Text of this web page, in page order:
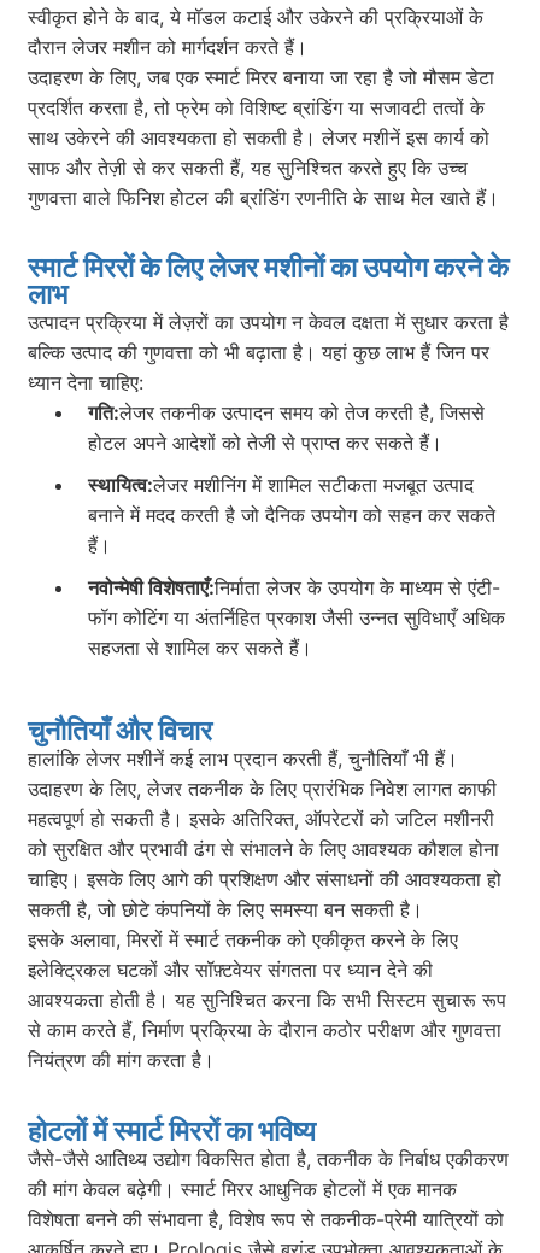
स्वीकृत होने के बाद, ये मॉडल कटाई और उकेरने की प्रक्रियाओं के
दौरान लेजर मशीन को मार्गदर्शन करते हैं।
उदाहरण के लिए, जब एक स्मार्ट मिरर बनाया जा रहा है जो मौसम डेटा
प्रदर्शित करता है, तो फ्रेम को विशिष्ट ब्रांडिंग या सजावटी तत्वों के
साथ उकेरने की आवश्यकता हो सकती है। लेजर मशीनें इस कार्य को
साफ और तेज़ी से कर सकती हैं, यह सुनिश्चित करते हुए कि उच्च
गुणवत्ता वाले फिनिश होटल की ब्रांडिंग रणनीति के साथ मेल खाते हैं।
स्मार्ट मिररों के लिए लेजर मशीनों का उपयोग करने के
लाभ
उत्पादन प्रक्रिया में लेज़रों का उपयोग न केवल दक्षता में सुधार करता है
बल्कि उत्पाद की गुणवत्ता को भी बढ़ाता है। यहां कुछ लाभ हैं जिन पर
ध्यान देना चाहिए:
गति:लेजर तकनीक उत्पादन समय को तेज करती है, जिससे
होटल अपने आदेशों को तेजी से प्राप्त कर सकते हैं।
स्थायित्व:लेजर मशीनिंग में शामिल सटीकता मजबूत उत्पाद
बनाने में मदद करती है जो दैनिक उपयोग को सहन कर सकते
हैं।
नवोन्मेषी विशेषताएँ:निर्माता लेजर के उपयोग के माध्यम से एंटी-
फॉग कोटिंग या अंतर्निहित प्रकाश जैसी उन्नत सुविधाएँ अधिक
सहजता से शामिल कर सकते हैं।
चुनौतियाँ और विचार
हालांकि लेजर मशीनें कई लाभ प्रदान करती हैं, चुनौतियाँ भी हैं।
उदाहरण के लिए, लेजर तकनीक के लिए प्रारंभिक निवेश लागत काफी
महत्वपूर्ण हो सकती है। इसके अतिरिक्त, ऑपरेटरों को जटिल मशीनरी
को सुरक्षित और प्रभावी ढंग से संभालने के लिए आवश्यक कौशल होना
चाहिए। इसके लिए आगे की प्रशिक्षण और संसाधनों की आवश्यकता हो
सकती है, जो छोटे कंपनियों के लिए समस्या बन सकती है।
इसके अलावा, मिररों में स्मार्ट तकनीक को एकीकृत करने के लिए
इलेक्ट्रिकल घटकों और सॉफ़्टवेयर संगतता पर ध्यान देने की
आवश्यकता होती है। यह सुनिश्चित करना कि सभी सिस्टम सुचारू रूप
से काम करते हैं, निर्माण प्रक्रिया के दौरान कठोर परीक्षण और गुणवत्ता
नियंत्रण की मांग करता है।
होटलों में स्मार्ट मिररों का भविष्य
जैसे-जैसे आतिथ्य उद्योग विकसित होता है, तकनीक के निर्बाध एकीकरण
की मांग केवल बढ़ेगी। स्मार्ट मिरर आधुनिक होटलों में एक मानक
विशेषता बनने की संभावना है, विशेष रूप से तकनीक-प्रेमी यात्रियों को